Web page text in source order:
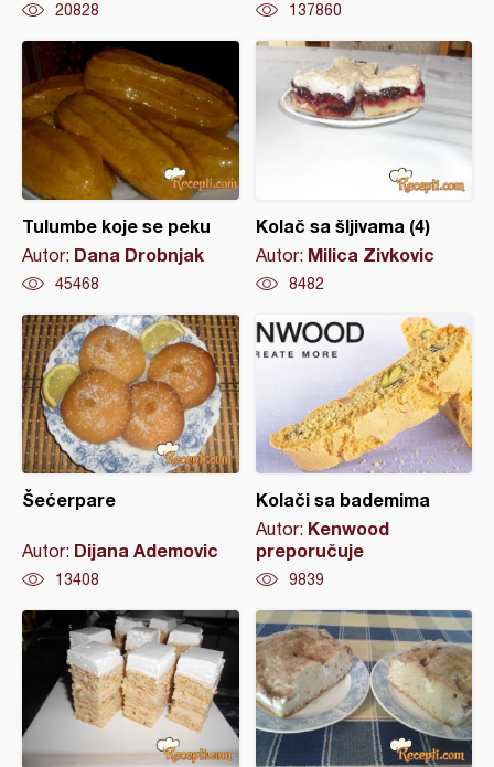
20828 137860
Tulumbe koje se peku
Autor: Dana Drobnjak
45468
Kolač sa šljivama (4)
Autor: Milica Zivkovic
8482
Šećerpare
Autor: Dijana Ademovic
13408
Kolači sa bademima
Autor: Kenwood
preporučuje
9839